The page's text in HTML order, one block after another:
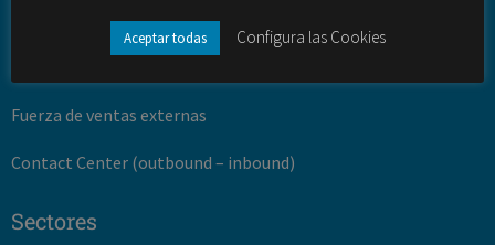
Gestión de la innovación
Fuerza de ventas externas
Contact Center (outbound – inbound)
Sectores
Aceptar todas Configura las Cookies